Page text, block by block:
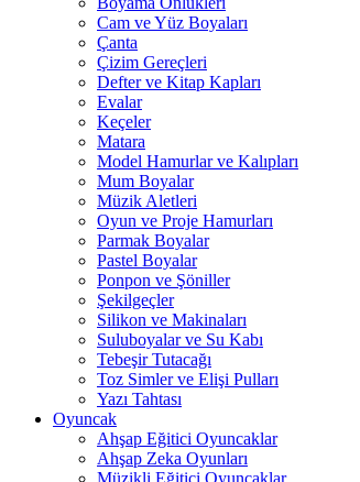
Cam ve Yüz Boyaları
Çanta
Çizim Gereçleri
Defter ve Kitap Kapları
Evalar
Keçeler
Matara
Model Hamurlar ve Kalıpları
Mum Boyalar
Müzik Aletleri
Oyun ve Proje Hamurları
Parmak Boyalar
Pastel Boyalar
Ponpon ve Şöniller
Şekilgeçler
Silikon ve Makinaları
Suluboyalar ve Su Kabı
Tebeşir Tutacağı
Toz Simler ve Elişi Pulları
Yazı Tahtası
Oyuncak
Ahşap Eğitici Oyuncaklar
Ahşap Zeka Oyunları
Müzikli Eğitici Oyuncaklar